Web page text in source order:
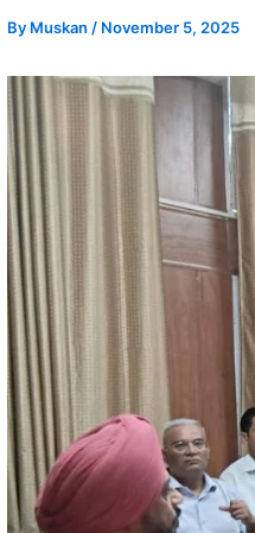
By Muskan / November 5, 2025